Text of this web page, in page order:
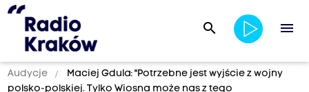
search menu
Audycje
Maciej Gdula: "Potrzebne jest wyjście z wojny
polsko-polskiej. Tylko Wiosna może nas z tego